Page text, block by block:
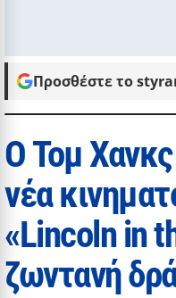
Προσθέστε το
Ο Τομ
νέα
«Lincoln in
ζωντανή